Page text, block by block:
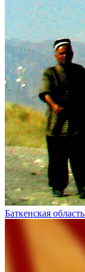
Баткенская область